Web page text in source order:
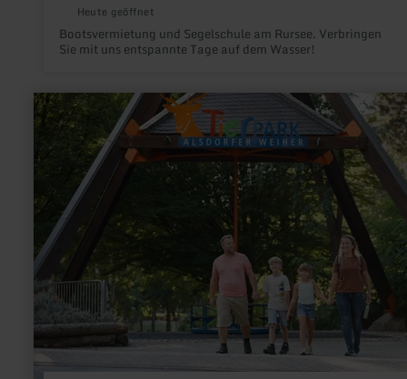
Heute geöffnet
Bootsvermietung und Segelschule am Rursee. Verbringen
Sie mit uns entspannte Tage auf dem Wasser!
mehr
erfahren
zu:
Tierpark
Alsdorf